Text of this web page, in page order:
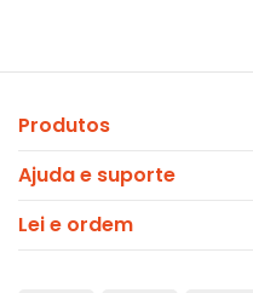
Produtos
Ajuda e suporte
Lei e ordem